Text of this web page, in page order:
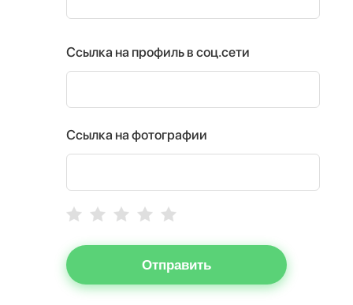
Ссылка на профиль в соц.сети
Ссылка на фотографии
Отправить